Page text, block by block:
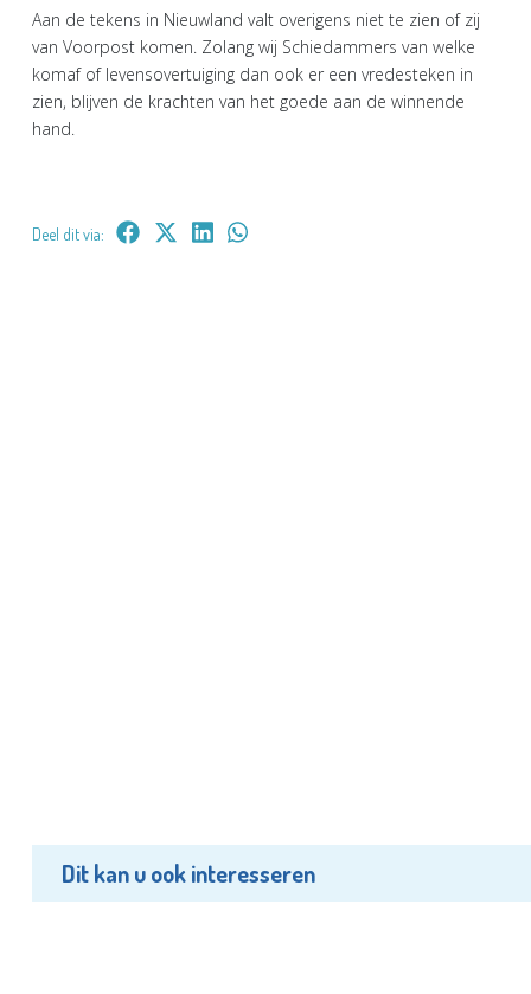
Aan de tekens in Nieuwland valt overigens niet te zien of zij
van Voorpost komen. Zolang wij Schiedammers van welke
komaf of levensovertuiging dan ook er een vredesteken in
zien, blijven de krachten van het goede aan de winnende
hand.
Deel dit via:
Dit kan u ook interesseren